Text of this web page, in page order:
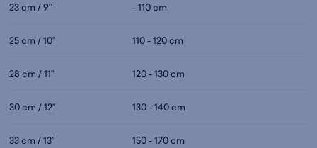
23 cm / 9” - 110 cm
25 cm / 10” 110 - 120 cm
28 cm / 11” 120 - 130 cm
30 cm / 12” 130 - 140 cm
33 cm / 13” 150 - 170 cm